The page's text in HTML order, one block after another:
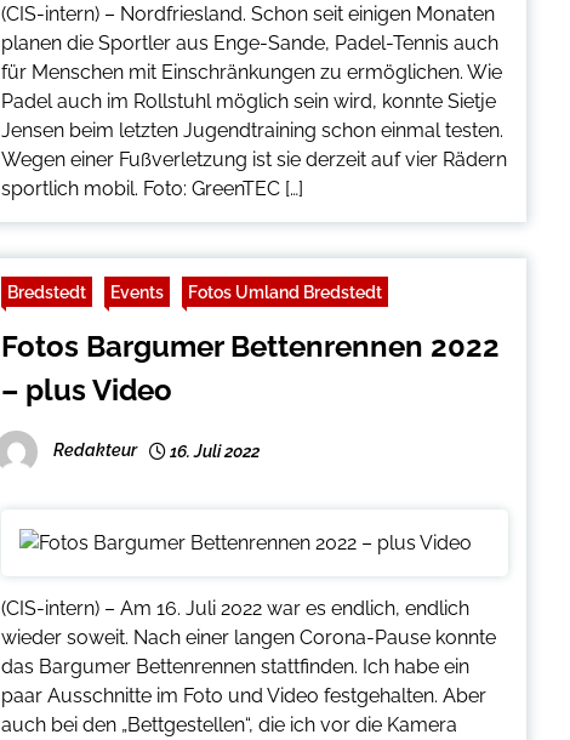
(CIS-intern) – Nordfriesland. Schon seit einigen Monaten
planen die Sportler aus Enge-Sande, Padel-Tennis auch
für Menschen mit Einschränkungen zu ermöglichen. Wie
Padel auch im Rollstuhl möglich sein wird, konnte Sietje
Jensen beim letzten Jugendtraining schon einmal testen.
Wegen einer Fußverletzung ist sie derzeit auf vier Rädern
sportlich mobil. Foto: GreenTEC […]
Bredstedt Events Fotos Umland Bredstedt
Fotos Bargumer Bettenrennen 2022
– plus Video
Redakteur 16. Juli 2022
(CIS-intern) – Am 16. Juli 2022 war es endlich, endlich
wieder soweit. Nach einer langen Corona-Pause konnte
das Bargumer Bettenrennen stattfinden. Ich habe ein
paar Ausschnitte im Foto und Video festgehalten. Aber
auch bei den „Bettgestellen“, die ich vor die Kamera